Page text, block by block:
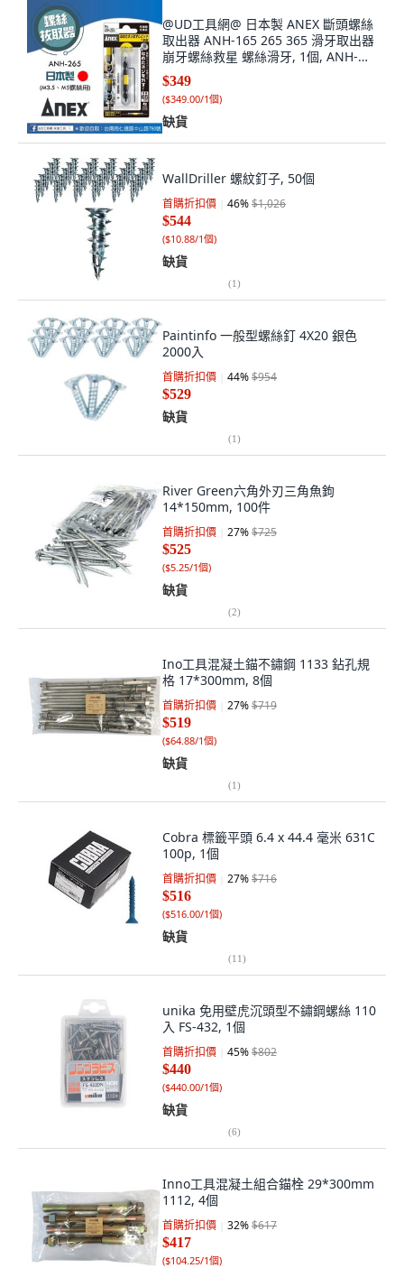
@UD工具網@ 日本製 ANEX 斷頭螺絲
取出器 ANH-165 265 365 滑牙取出器
崩牙螺絲救星 螺絲滑牙, 1個, ANH-
265 (黃色)
$349
($349.00/1個)
缺貨
WallDriller 螺紋釘子, 50個
首購折扣價 46%$1,026
$544
($10.88/1個)
缺貨
(1)
Paintinfo 一般型螺絲釘 4X20 銀色
2000入
首購折扣價 44%$954
$529
缺貨
(1)
River Green六角外刃三角魚鉤
14*150mm, 100件
首購折扣價 27%$725
$525
($5.25/1個)
缺貨
(2)
Ino工具混凝土錨不鏽鋼 1133 鉆孔規
格 17*300mm, 8個
首購折扣價 27%$719
$519
($64.88/1個)
缺貨
(1)
Cobra 標籤平頭 6.4 x 44.4 毫米 631C
100p, 1個
首購折扣價 27%$716
$516
($516.00/1個)
缺貨
(11)
unika 免用壁虎沉頭型不鏽鋼螺絲 110
入 FS-432, 1個
首購折扣價 45%$802
$440
($440.00/1個)
缺貨
(6)
Inno工具混凝土組合錨栓 29*300mm
1112, 4個
首購折扣價 32%$617
$417
($104.25/1個)